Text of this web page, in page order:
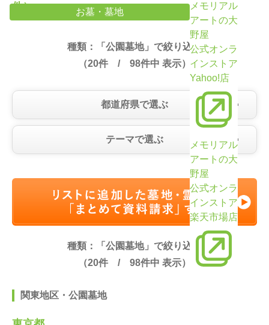
お墓・墓地
メモリアル
アートの大
野屋
公式オンラ
インストア
Yahoo!店
メモリアル
アートの大
野屋
公式オンラ
インストア
楽天市場店
件）
種類：「公園墓地」で絞り込み
（20件 / 98件中 表示）
都道府県で選ぶ
テーマで選ぶ
種類：「公園墓地」で絞り込み
（20件 / 98件中 表示）
関東地区・公園墓地